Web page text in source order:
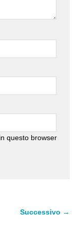
questo browser
Successivo →